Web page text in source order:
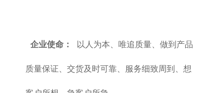
企业使命： 以人为本、唯追质量、做到产品
质量保证、交货及时可靠、服务细致周到、想